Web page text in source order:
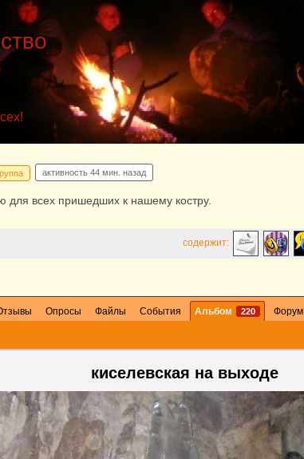
активность 44 мин. назад
для всех пришедших к нашему костру.
содержит:
Опросы Файлы События Альбом 220 Форум
киселевская на выходе